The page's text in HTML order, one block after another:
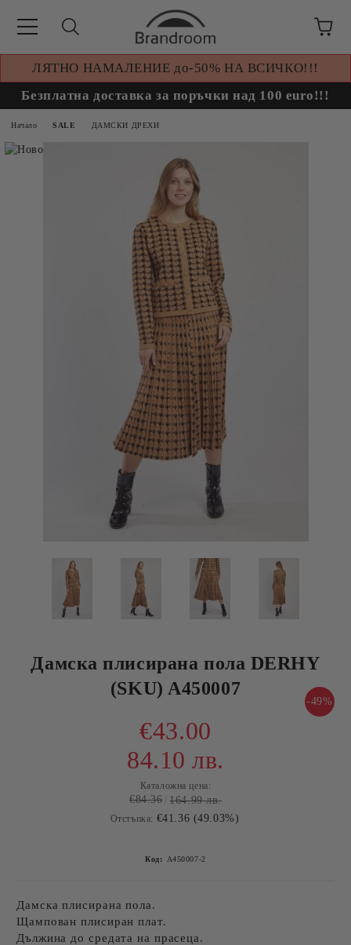
ЛЯТНО НАМАЛЕНИЕ до-50% НА ВСИЧКО!!!
Безплатна доставка за поръчки над 100 euro!!!
Начало SALE ДАМСКИ ДРЕХИ
Дамска плисирана пола DERHY
(SKU) A450007
-49%
€43.00
84.10 лв.
Каталожна цена:
€84.36 164.99 лв.
Отстъпка: €41.36 (49.03%)
Код: A450007-2
Дамска плисирана пола.
Щампован плисиран плат.
Дължина до средата на прасеца.